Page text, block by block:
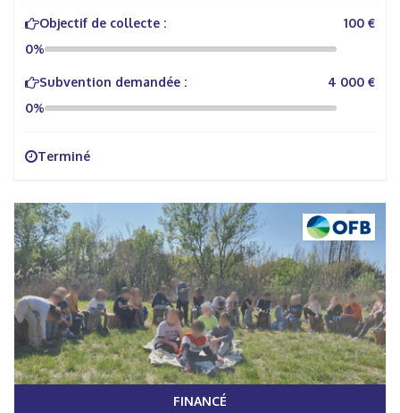
Objectif de collecte :
100 €
0%
Subvention demandée :
4 000 €
0%
Terminé
FINANCÉ